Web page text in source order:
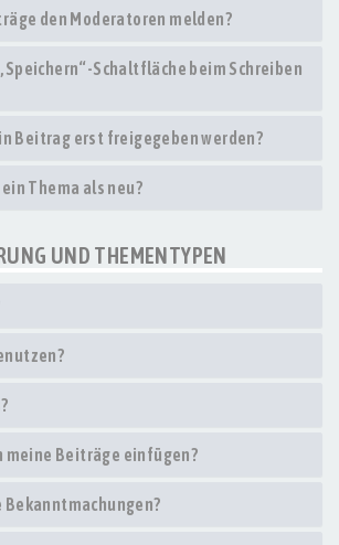
den Moderatoren melden?
Schaltfläche beim Schreiben
Beitrag erst freigegeben werden?
Thema als neu?
UND THEMENTYPEN
meine Beiträge einfügen?
Bekanntmachungen?